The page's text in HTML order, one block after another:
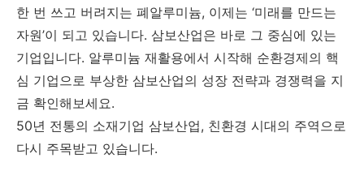
한 번 쓰고 버려지는 폐알루미늄, 이제는 ‘미래를 만드는
자원’이 되고 있습니다. 삼보산업은 바로 그 중심에 있는
기업입니다. 알루미늄 재활용에서 시작해 순환경제의 핵
심 기업으로 부상한 삼보산업의 성장 전략과 경쟁력을 지
금 확인해보세요.
50년 전통의 소재기업 삼보산업, 친환경 시대의 주역으로
다시 주목받고 있습니다.